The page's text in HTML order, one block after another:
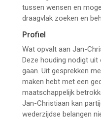
tussen wensen en
draagvlak zoeken en
Profiel
Wat opvalt aan Jan-
Deze houding nodigt
gaan. Uit gesprekken
maken hebt met een
maatschappelijk
Jan-Christiaan kan
wederzijdse belangen